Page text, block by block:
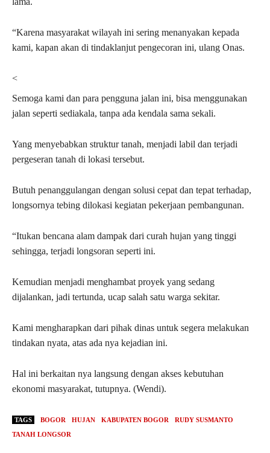
“Karena masyarakat wilayah ini sering menanyakan kepada
kami, kapan akan di tindaklanjut pengecoran ini, ulang Onas.
<
Semoga kami dan para pengguna jalan ini, bisa menggunakan
jalan seperti sediakala, tanpa ada kendala sama sekali.
Yang menyebabkan struktur tanah, menjadi labil dan terjadi
pergeseran tanah di lokasi tersebut.
Butuh penanggulangan dengan solusi cepat dan tepat terhadap,
longsornya tebing dilokasi kegiatan pekerjaan pembangunan.
“Itukan bencana alam dampak dari curah hujan yang tinggi
sehingga, terjadi longsoran seperti ini.
Kemudian menjadi menghambat proyek yang sedang
dijalankan, jadi tertunda, ucap salah satu warga sekitar.
Kami mengharapkan dari pihak dinas untuk segera melakukan
tindakan nyata, atas ada nya kejadian ini.
Hal ini berkaitan nya langsung dengan akses kebutuhan
ekonomi masyarakat, tutupnya. (Wendi).
TAGS BOGOR HUJAN KABUPATEN BOGOR
RUDY SUSMANTO
TANAH LONGSOR